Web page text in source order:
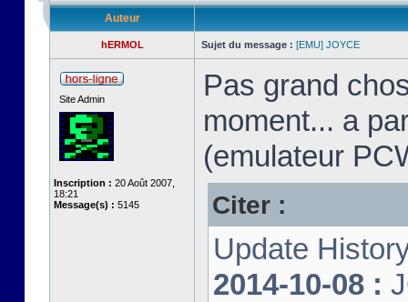
Auteur
hERMOL Sujet du message : [EMU] JOYCE
Site Admin
Inscription : 20 Août 2007,
18:21
Message(s) : 5145
Pas grand
moment... a
(emulateur
Citer :
Update
2014-10-08 :